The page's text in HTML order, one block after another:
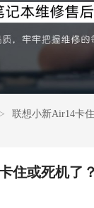
>
联想小新Air14卡
住或死机了